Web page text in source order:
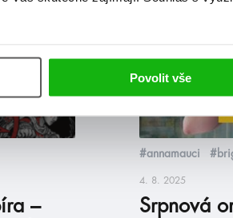
Povolit vše
–
#annamauci
4. 8. 2025
Srpnová